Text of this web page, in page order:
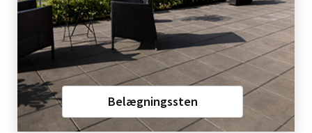
Belægningssten